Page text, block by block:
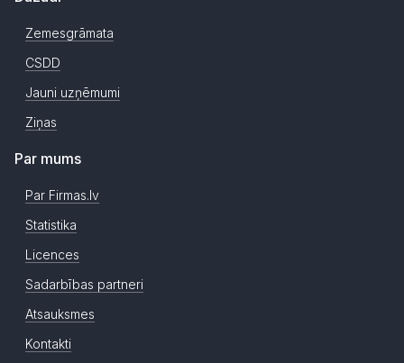
Zemesgrāmata
CSDD
Jauni uzņēmumi
Ziņas
Par mums
Par Firmas.lv
Statistika
Licences
Sadarbības partneri
Atsauksmes
Kontakti